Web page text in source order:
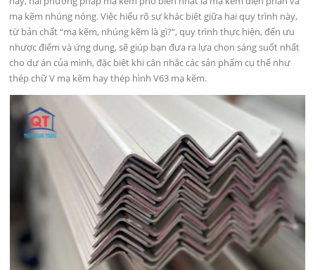
mạ kẽm nhúng nóng. Việc hiểu rõ sự khác biệt giữa hai quy trình này,
từ bản chất “mạ kẽm, nhúng kẽm là gì?”, quy trình thực hiện, đến ưu
nhược điểm và ứng dụng, sẽ giúp bạn đưa ra lựa chọn sáng suốt nhất
cho dự án của mình, đặc biệt khi cân nhắc các sản phẩm cụ thể như
thép chữ V mạ kẽm hay thép hình V63 mạ kẽm.